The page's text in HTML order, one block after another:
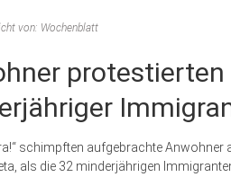
von: Wochenblatt
schimpften aufgebrachte
als die 32 minderjährigen